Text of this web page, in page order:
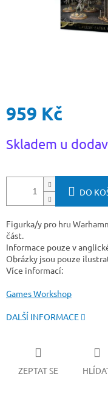
959 Kč
cena:
Skladem u
DO
Figurka/y pro hru
část.
Informace pouze v
Obrázky jsou pouze
Více informací:
Games Workshop
DALŠÍ INFORMACE
ZEPTAT SE